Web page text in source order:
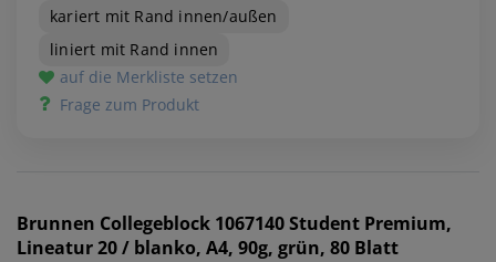
kariert mit Rand innen/außen
liniert mit Rand innen
auf die Merkliste setzen
Frage zum Produkt
Brunnen Collegeblock 1067140 Student Premium,
Lineatur 20 / blanko, A4, 90g, grün, 80 Blatt